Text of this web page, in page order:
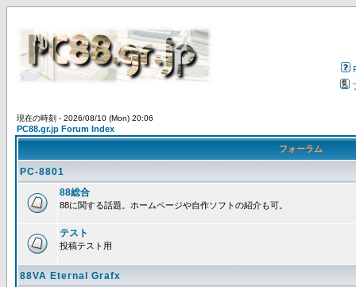
現在の時刻 - 2026/08/10 (Mon) 20:06
PC88.gr.jp Forum Index
フォーラム
PC-8801
88総合
88に関する話題。ホームページや自作ソフトの紹介も可。
テスト
投稿テスト用
88VA Eternal Grafx